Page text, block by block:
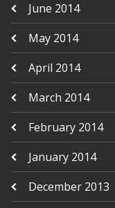
June 2014
May 2014
April 2014
March 2014
February 2014
January 2014
December 2013